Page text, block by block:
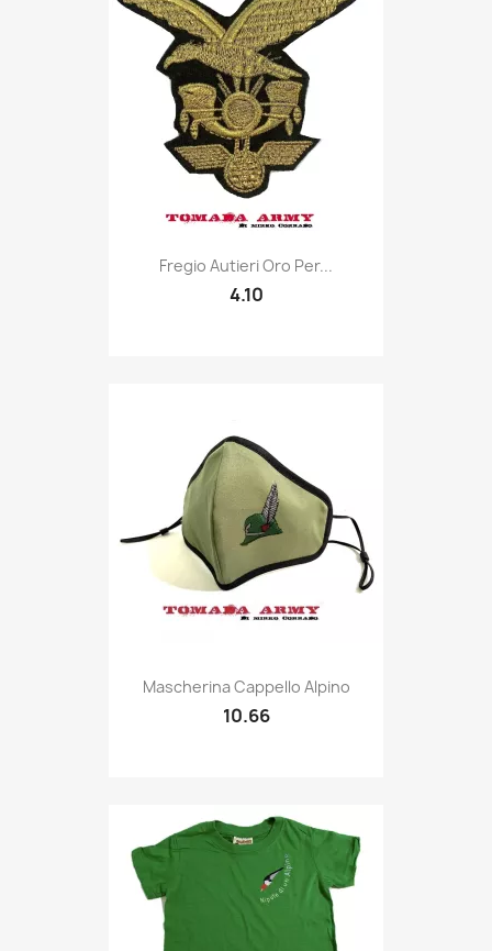
Quick view
Fregio Autieri Oro Per...
4.10
Quick view
Mascherina Cappello Alpino
10.66